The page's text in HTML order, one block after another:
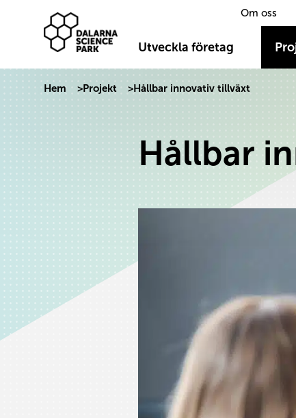
Hoppa till innehåll
Om oss
Dalarna Science Park
Utveckla företag
Hem >Projekt >Hållbar innovativ tillväxt
Hållbar